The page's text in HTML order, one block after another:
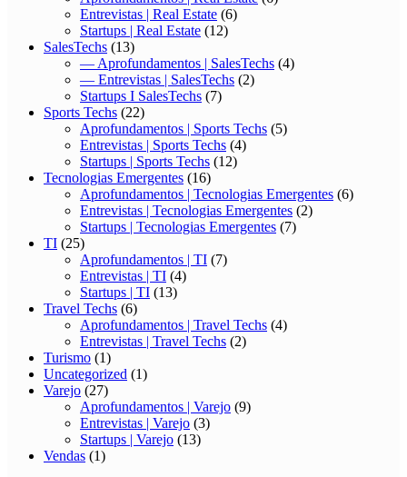
Entrevistas | Real Estate (6)
Startups | Real Estate (12)
SalesTechs (13)
— Aprofundamentos | SalesTechs (4)
— Entrevistas | SalesTechs (2)
Startups I SalesTechs (7)
Sports Techs (22)
Aprofundamentos | Sports Techs (5)
Entrevistas | Sports Techs (4)
Startups | Sports Techs (12)
Tecnologias Emergentes (16)
Aprofundamentos | Tecnologias Emergentes (6)
Entrevistas | Tecnologias Emergentes (2)
Startups | Tecnologias Emergentes (7)
TI (25)
Aprofundamentos | TI (7)
Entrevistas | TI (4)
Startups | TI (13)
Travel Techs (6)
Aprofundamentos | Travel Techs (4)
Entrevistas | Travel Techs (2)
Turismo (1)
Uncategorized (1)
Varejo (27)
Aprofundamentos | Varejo (9)
Entrevistas | Varejo (3)
Startups | Varejo (13)
Vendas (1)